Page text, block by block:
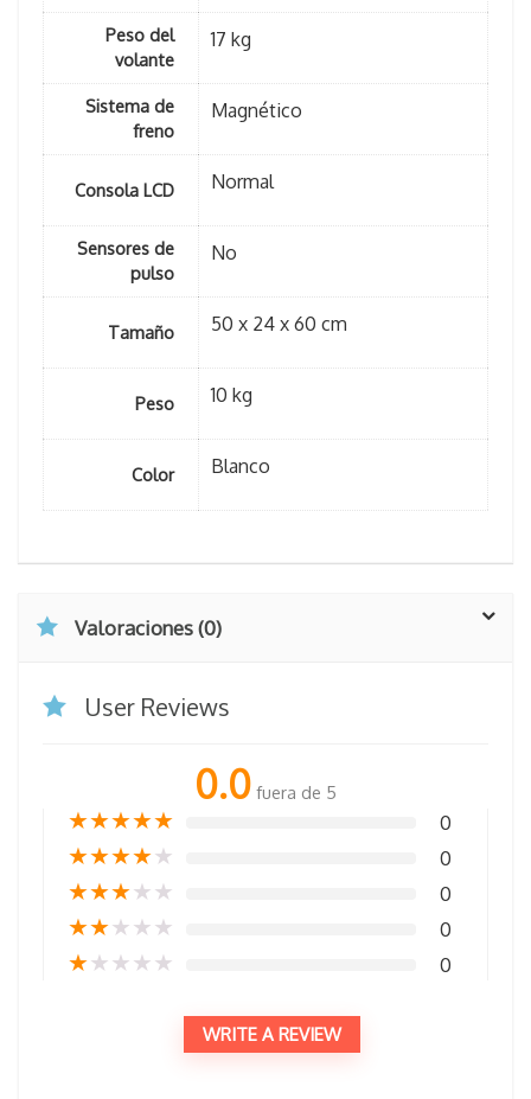
Peso del
volante
17 kg
Sistema de
freno
Magnético
Consola LCD Normal
Sensores de
pulso
No
Tamaño 50 x 24 x 60 cm
Peso 10 kg
Color Blanco
Valoraciones (0)
User Reviews
0.0 fuera de 5
★★★★★ 0
★★★★★ 0
★★★★★ 0
★★★★★ 0
★★★★★ 0
WRITE A REVIEW